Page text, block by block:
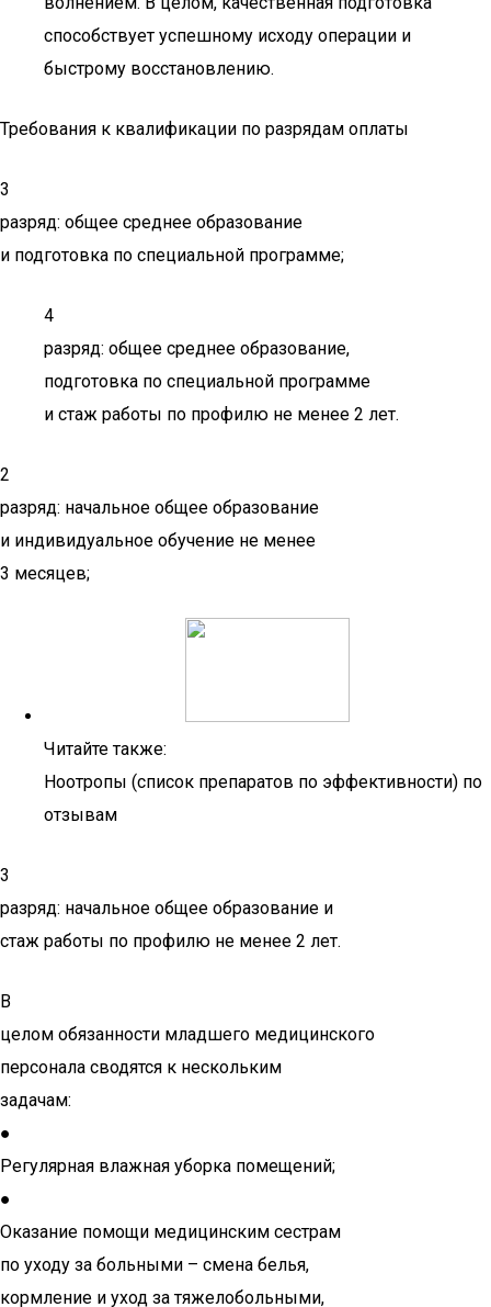
способствует успешному исходу операции и
быстрому восстановлению.
Требования к квалификации по разрядам оплаты
3
разряд: общее среднее образование
и подготовка по специальной программе;
4
разряд: общее среднее образование,
подготовка по специальной программе
и стаж работы по профилю не менее 2 лет.
2
разряд: начальное общее образование
и индивидуальное обучение не менее
3 месяцев;
Читайте также:
Ноотропы (список препаратов по эффективности) по
отзывам
3
разряд: начальное общее образование и
стаж работы по профилю не менее 2 лет.
В
целом обязанности младшего медицинского
персонала сводятся к нескольким
задачам:
●
Регулярная влажная уборка помещений;
●
Оказание помощи медицинским сестрам
по уходу за больными – смена белья,
кормление и уход за тяжелобольными,